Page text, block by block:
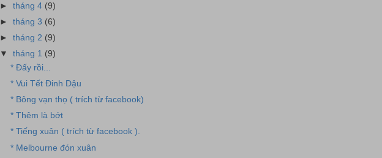
►tháng 4 (9)
►tháng 3 (6)
►tháng 2 (9)
▼tháng 1 (9)
* Đấy rồi...
* Vui Tết Đinh Dậu
* Bông vạn thọ ( trích từ facebook)
* Thêm là bớt
* Tiếng xuân ( trích từ facebook ).
* Melbourne đón xuân